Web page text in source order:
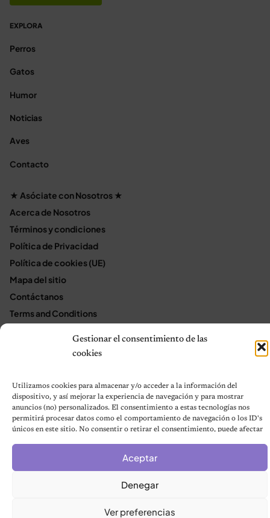
Gestionar el consentimiento de las
cookies
Utilizamos cookies para almacenar y/o acceder a la información del
dispositivo, y así mejorar la experiencia de navegación y para mostrar
anuncios (no) personalizados. El consentimiento a estas tecnologías nos
permitirá procesar datos como el comportamiento de navegación o los ID's
únicos en este sitio. No consentir o retirar el consentimiento, puede afectar
Aceptar
Denegar
Ver preferencias
EXPLORA
Perros
Gatos
Humor
Noticias
Aves
Contacto
★ Asóciate con Nosotros ★
Acerca de Nosotros
Términos y condiciones
Política de Privacidad
Política de cookies (UE)
Mapa del sitio
Contáctanos
Terms and Conditions